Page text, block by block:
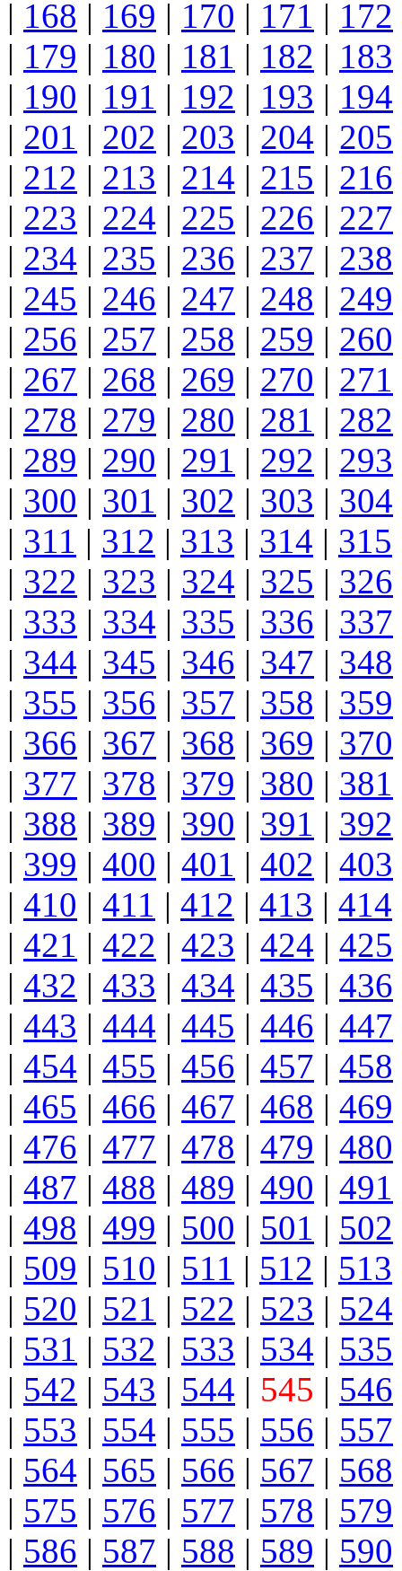
| 168 | 169 | 170 | 171 | 172
| 179 | 180 | 181 | 182 | 183
| 190 | 191 | 192 | 193 | 194
| 201 | 202 | 203 | 204 | 205
| 212 | 213 | 214 | 215 | 216
| 223 | 224 | 225 | 226 | 227
| 234 | 235 | 236 | 237 | 238
| 245 | 246 | 247 | 248 | 249
| 256 | 257 | 258 | 259 | 260
| 267 | 268 | 269 | 270 | 271
| 278 | 279 | 280 | 281 | 282
| 289 | 290 | 291 | 292 | 293
| 300 | 301 | 302 | 303 | 304
| 311 | 312 | 313 | 314 | 315
| 322 | 323 | 324 | 325 | 326
| 333 | 334 | 335 | 336 | 337
| 344 | 345 | 346 | 347 | 348
| 355 | 356 | 357 | 358 | 359
| 366 | 367 | 368 | 369 | 370
| 377 | 378 | 379 | 380 | 381
| 388 | 389 | 390 | 391 | 392
| 399 | 400 | 401 | 402 | 403
| 410 | 411 | 412 | 413 | 414
| 421 | 422 | 423 | 424 | 425
| 432 | 433 | 434 | 435 | 436
| 443 | 444 | 445 | 446 | 447
| 454 | 455 | 456 | 457 | 458
| 465 | 466 | 467 | 468 | 469
| 476 | 477 | 478 | 479 | 480
| 487 | 488 | 489 | 490 | 491
| 498 | 499 | 500 | 501 | 502
| 509 | 510 | 511 | 512 | 513
| 520 | 521 | 522 | 523 | 524
| 531 | 532 | 533 | 534 | 535
| 542 | 543 | 544 | 545 | 546
| 553 | 554 | 555 | 556 | 557
| 564 | 565 | 566 | 567 | 568
| 575 | 576 | 577 | 578 | 579
| 586 | 587 | 588 | 589 | 590